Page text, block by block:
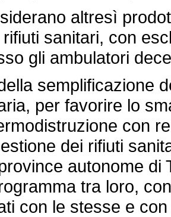
altresì
sanitari, con
gli ambulatori
semplificazione
per favorire lo
con
dei rifiuti
autonome
tra loro,
con le stesse e